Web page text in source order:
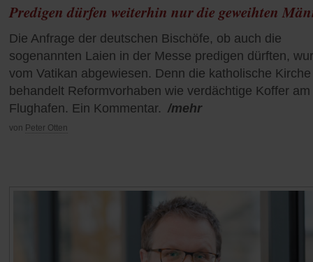
Predigen dürfen weiterhin nur die geweihten
Die Anfrage der deutschen Bischöfe, ob auch die
sogenannten Laien in der Messe predigen dürften,
vom Vatikan abgewiesen. Denn die katholische Kirche
behandelt Reformvorhaben wie verdächtige Koffer am
Flughafen. Ein Kommentar. /mehr
von Peter Otten